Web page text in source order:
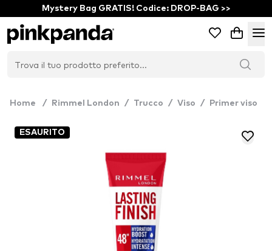
Mystery Bag GRATIS! Codice: DROP-BAG >>
Home / Rimmel London / Trucco / Viso / Primer viso
ESAURITO